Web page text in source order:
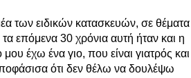
των ειδικών κατασκευών, σε θέματα
τα επόμενα 30 χρόνια αυτή ήταν και η
έχω ένα γιο, που είναι γιατρός και
ότι δεν θέλω να δουλέψω